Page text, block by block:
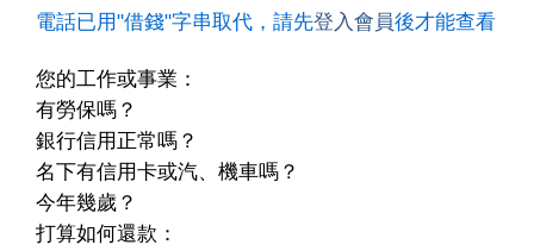
電話已用"借錢"字串取代，請先登入會員後才能查看
您的工作或事業：
有勞保嗎？
銀行信用正常嗎？
名下有信用卡或汽、機車嗎？
今年幾歲？
打算如何還款：